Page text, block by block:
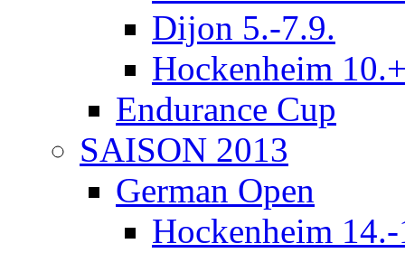
Dijon 5.-7.9.
Hockenheim
Endurance Cup
SAISON 2013
German Open
Hockenheim